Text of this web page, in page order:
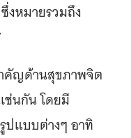
หมายรวมถึง
คัญด้านสุขภาพจิต
ช่นกัน โดยมี
ปแบบต่างๆ อาทิ